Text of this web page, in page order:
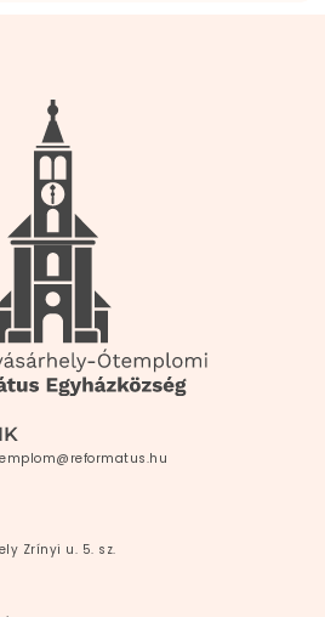
Zrínyi u. 5. sz.